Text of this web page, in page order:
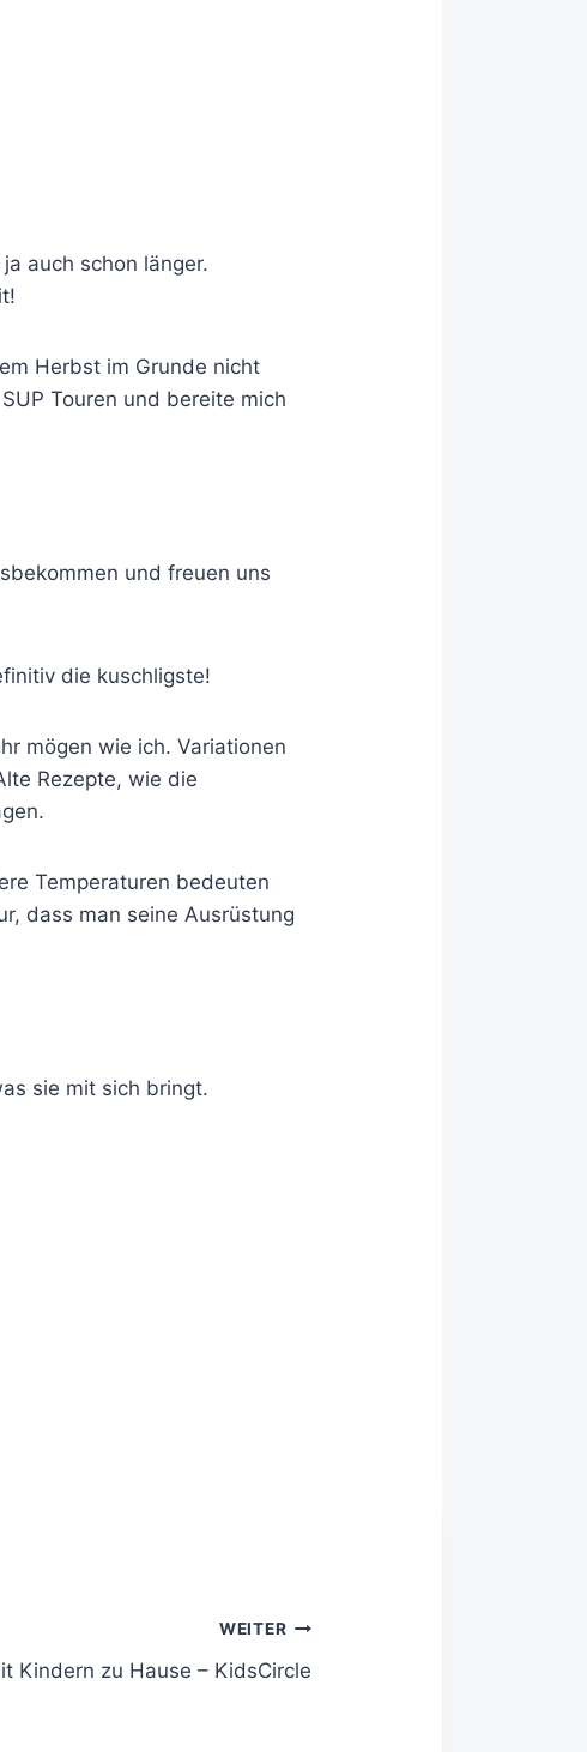
auch schon länger.
Herbst im Grunde nicht
Touren und bereite mich
und freuen uns
die kuschligste!
mögen wie ich. Variationen
Rezepte, wie die
Temperaturen bedeuten
dass man seine Ausrüstung
sie mit sich bringt.
WEITER
Kindern zu Hause – KidsCircle